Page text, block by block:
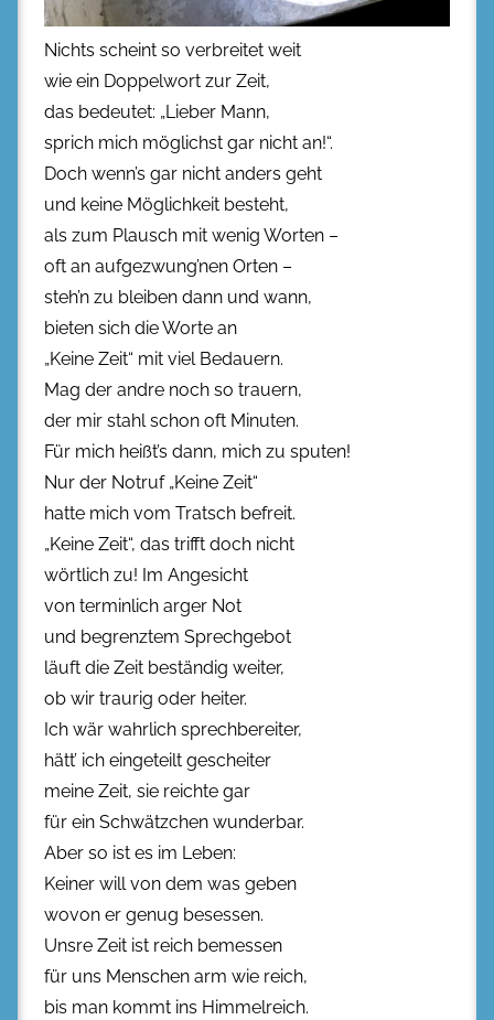
Nichts scheint so verbreitet weit
wie ein Doppelwort zur Zeit,
das bedeutet: „Lieber Mann,
sprich mich möglichst gar nicht an!“.
Doch wenn’s gar nicht anders geht
und keine Möglichkeit besteht,
als zum Plausch mit wenig Worten –
oft an aufgezwung’nen Orten –
steh’n zu bleiben dann und wann,
bieten sich die Worte an
„Keine Zeit“ mit viel Bedauern.
Mag der andre noch so trauern,
der mir stahl schon oft Minuten.
Für mich heißt’s dann, mich zu sputen!
Nur der Notruf „Keine Zeit“
hatte mich vom Tratsch befreit.
„Keine Zeit“, das trifft doch nicht
wörtlich zu! Im Angesicht
von terminlich arger Not
und begrenztem Sprechgebot
läuft die Zeit beständig weiter,
ob wir traurig oder heiter.
Ich wär wahrlich sprechbereiter,
hätt’ ich eingeteilt gescheiter
meine Zeit, sie reichte gar
für ein Schwätzchen wunderbar.
Aber so ist es im Leben:
Keiner will von dem was geben
wovon er genug besessen.
Unsre Zeit ist reich bemessen
für uns Menschen arm wie reich,
bis man kommt ins Himmelreich.